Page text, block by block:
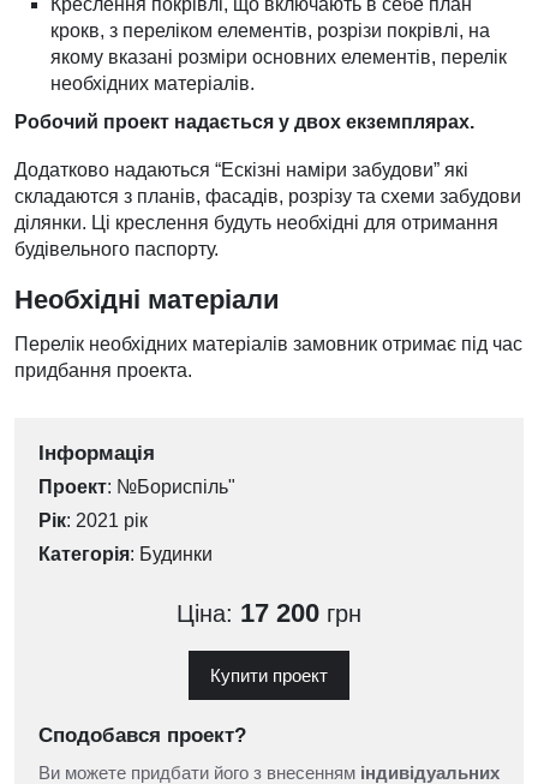
Креслення покрівлі, що включають в себе план
крокв, з переліком елементів, розрізи покрівлі, на
якому вказані розміри основних елементів, перелік
необхідних матеріалів.
Робочий проект надається у двох екземплярах.
Додатково надаються “Ескізні наміри забудови” які
складаются з планів, фасадів, розрізу та схеми забудови
ділянки. Ці креслення будуть необхідні для отримання
будівельного паспорту.
Необхідні матеріали
Перелік необхідних матеріалів замовник отримає під час
придбання проекта.
Інформація
Проект: №Бориспіль"
Рік: 2021 рік
Категорія: Будинки
Ціна: 17 200 грн
Купити проект
Сподобався проект?
Ви можете придбати його з внесенням індивідуальних